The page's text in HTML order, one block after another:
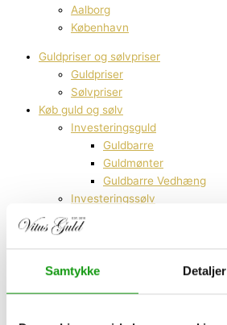
Samtykke Detaljer
Aalborg
København
Guldpriser og sølvpriser
Guldpriser
Sølvpriser
Køb guld og sølv
Investeringsguld
Guldbarre
Guldmønter
Guldbarre Vedhæng
Investeringssølv
Platin & Palladium
Tilbehør & specialvarer